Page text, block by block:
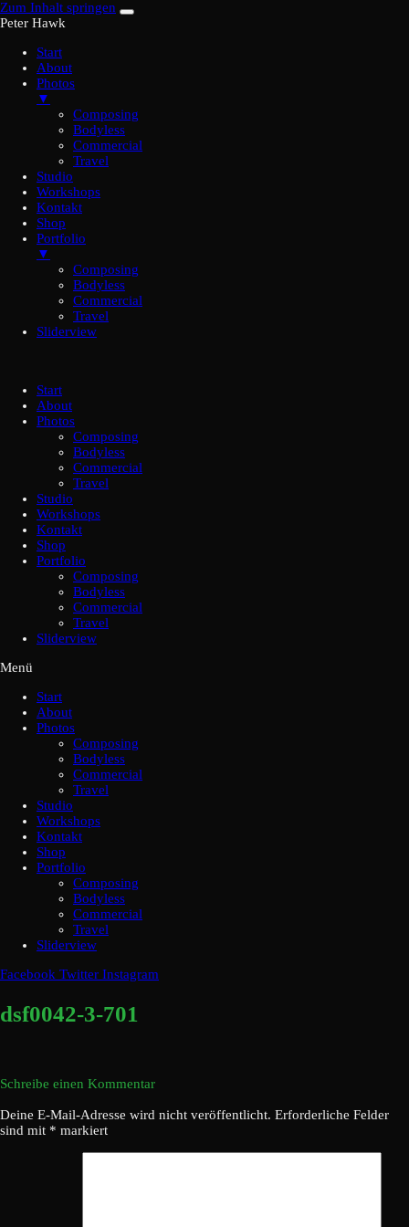
Zum Inhalt springen
Peter Hawk
Start
About
Photos
▼
Composing
Bodyless
Commercial
Travel
Studio
Workshops
Kontakt
Shop
Portfolio
▼
Composing
Bodyless
Commercial
Travel
Sliderview
Start
About
Photos
Composing
Bodyless
Commercial
Travel
Studio
Workshops
Kontakt
Shop
Portfolio
Composing
Bodyless
Commercial
Travel
Sliderview
Menü
Start
About
Photos
Composing
Bodyless
Commercial
Travel
Studio
Workshops
Kontakt
Shop
Portfolio
Composing
Bodyless
Commercial
Travel
Sliderview
Facebook Twitter Instagram
dsf0042-3-701
Schreibe einen Kommentar
Deine E-Mail-Adresse wird nicht veröffentlicht. Erforderliche Felder
sind mit * markiert